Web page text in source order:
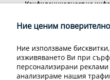
Конфиденциалност на
© 1998-2020 Green Master
Developed
Ние ценим
Ние използваме
изживяването Ви при
персонализирани
анализираме нашия